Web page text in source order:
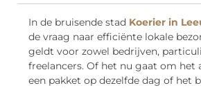
In de bruisende stad Koerier in
de vraag naar efficiënte lokale
geldt voor zowel bedrijven,
freelancers. Of het nu gaat om het
een pakket op dezelfde dag of het